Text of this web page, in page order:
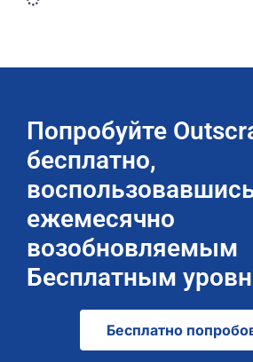
Попробуйте
бесплатно,
ежемесячно
возобновляемым
Бесплатным
Бесплатно